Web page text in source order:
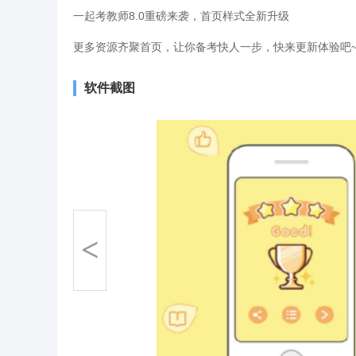
一起考教师8.0重磅来袭，首页样式全新升级
更多资源齐聚首页，让你备考快人一步，快来更新体验吧
软件截图
<